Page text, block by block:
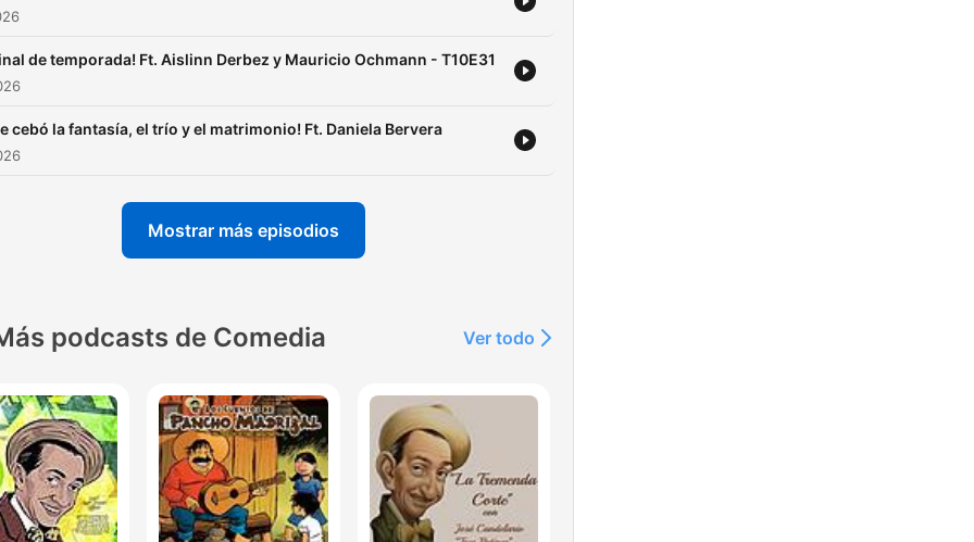
de temporada! Ft. Aislinn Derbez y Mauricio Ochmann - T10E31
cebó la fantasía, el trío y el matrimonio! Ft. Daniela Bervera
Mostrar más episodios
podcasts de Comedia Ver todo